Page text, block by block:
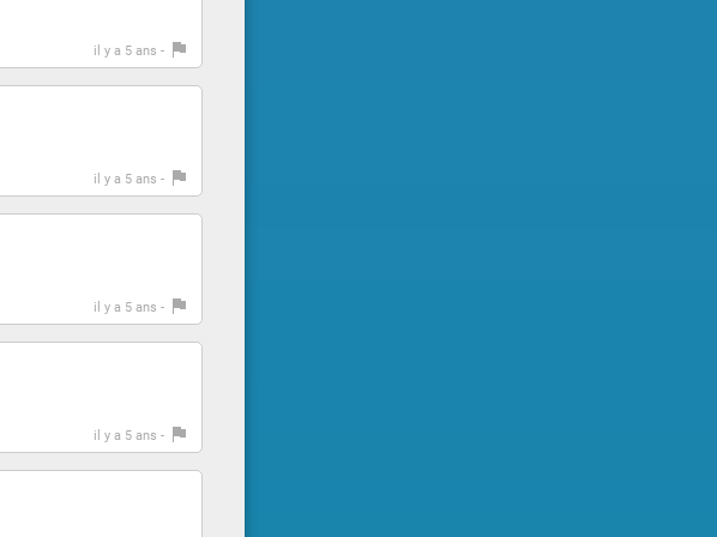
il y a 5 ans -
il y a 5 ans -
il y a 5 ans -
il y a 5 ans -